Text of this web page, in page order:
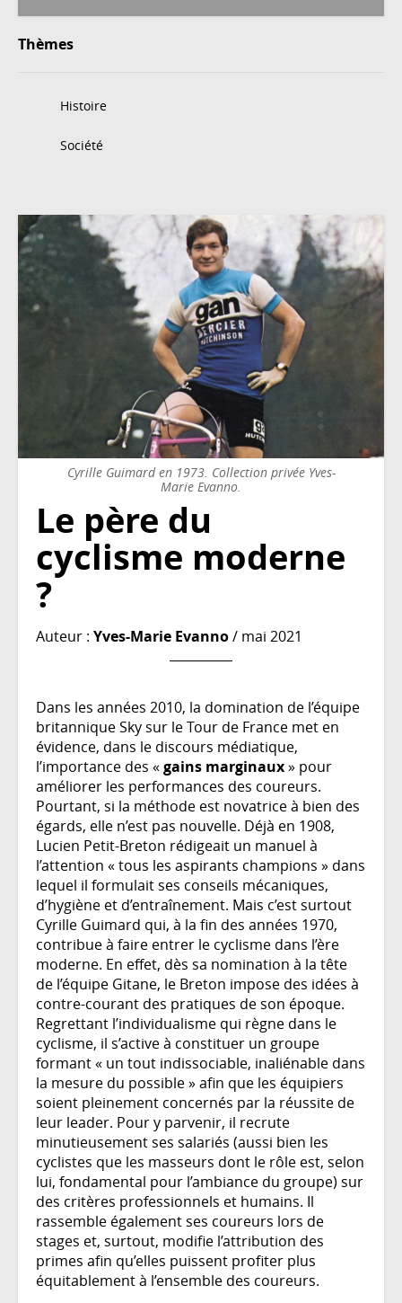
Thèmes
Histoire
Société
Cyrille Guimard en 1973. Collection privée Yves-
Marie Evanno.
Le père du
cyclisme moderne
?
Auteur : Yves-Marie Evanno/ mai 2021
Dans les années 2010, la domination de l’équipe
britannique Sky sur le Tour de France met en
évidence, dans le discours médiatique,
l’importance des «gains marginaux» pour
améliorer les performances des coureurs.
Pourtant, si la méthode est novatrice à bien des
égards, elle n’est pas nouvelle. Déjà en 1908,
Lucien Petit-Breton rédigeait un manuel à
l’attention « tous les aspirants champions » dans
lequel il formulait ses conseils mécaniques,
d’hygiène et d’entraînement. Mais c’est surtout
Cyrille Guimard qui, à la fin des années 1970,
contribue à faire entrer le cyclisme dans l’ère
moderne. En effet, dès sa nomination à la tête
de l’équipe Gitane, le Breton impose des idées à
contre-courant des pratiques de son époque.
Regrettant l’individualisme qui règne dans le
cyclisme, il s’active à constituer un groupe
formant « un tout indissociable, inaliénable dans
la mesure du possible » afin que les équipiers
soient pleinement concernés par la réussite de
leur leader. Pour y parvenir, il recrute
minutieusement ses salariés (aussi bien les
cyclistes que les masseurs dont le rôle est, selon
lui, fondamental pour l’ambiance du groupe) sur
des critères professionnels et humains. Il
rassemble également ses coureurs lors de
stages et, surtout, modifie l’attribution des
primes afin qu’elles puissent profiter plus
équitablement à l’ensemble des coureurs.